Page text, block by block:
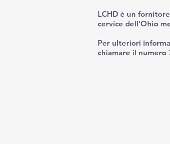
LCHD è un
cervice dell'Ohio
Per ulteriori
chiamare il numero